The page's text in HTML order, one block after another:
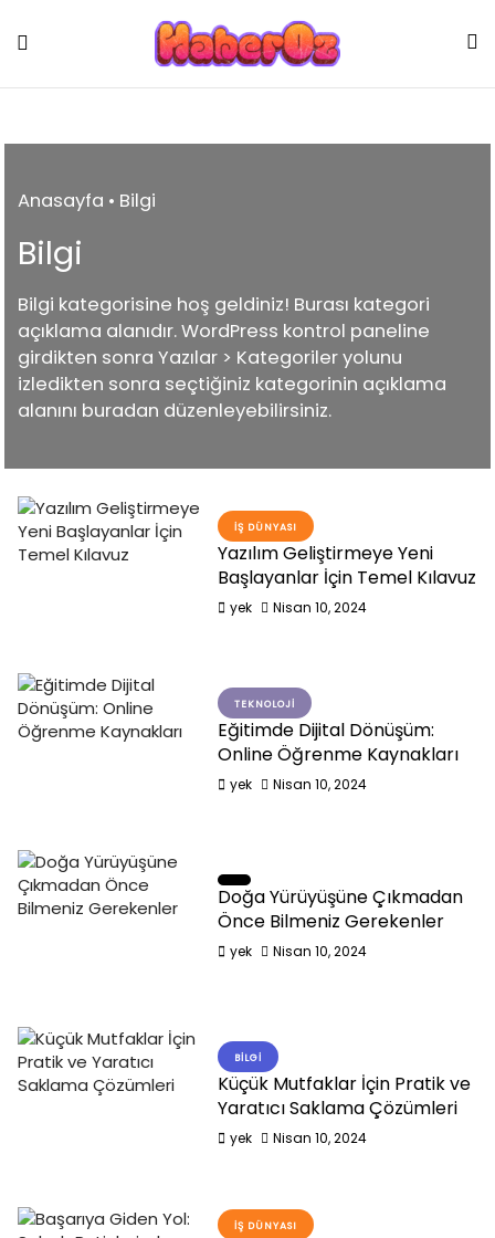
Anasayfa • Bilgi
Bilgi
Bilgi kategorisine hoş geldiniz! Burası kategori
açıklama alanıdır. WordPress kontrol paneline
girdikten sonra Yazılar > Kategoriler yolunu
izledikten sonra seçtiğiniz kategorinin açıklama
alanını buradan düzenleyebilirsiniz.
İŞ DÜNYASI
Yazılım Geliştirmeye Yeni
Başlayanlar İçin Temel Kılavuz
yek Nisan 10, 2024
TEKNOLOJI
Eğitimde Dijital Dönüşüm:
Online Öğrenme Kaynakları
yek Nisan 10, 2024
Doğa Yürüyüşüne Çıkmadan
Önce Bilmeniz Gerekenler
yek Nisan 10, 2024
BILGI
Küçük Mutfaklar İçin Pratik ve
Yaratıcı Saklama Çözümleri
yek Nisan 10, 2024
İŞ DÜNYASI